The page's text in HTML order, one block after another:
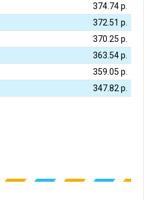
374.74р.
372.51 р.
370.25 р.
363.54р.
359.05 р.
347.82 р.